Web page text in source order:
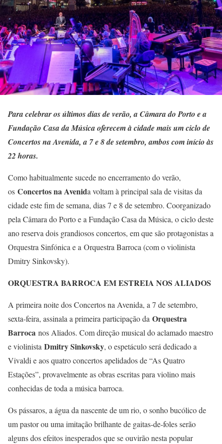
Para celebrar os últimos dias de verão, a Câmara do Porto e a
Fundação Casa da Música oferecem à cidade mais um ciclo de
Concertos na Avenida, a 7 e 8 de setembro, ambos com início às
22 horas.
Como habitualmente sucede no encerramento do verão,
os Concertos na Avenida voltam à principal sala de visitas da
cidade este fim de semana, dias 7 e 8 de setembro. Coorganizado
pela Câmara do Porto e a Fundação Casa da Música, o ciclo deste
ano reserva dois grandiosos concertos, em que são protagonistas a
Orquestra Sinfónica e a Orquestra Barroca (com o violinista
Dmitry Sinkovsky).
ORQUESTRA BARROCA EM ESTREIA NOS ALIADOS
A primeira noite dos Concertos na Avenida, a 7 de setembro,
sexta-feira, assinala a primeira participação da Orquestra
Barroca nos Aliados. Com direção musical do aclamado maestro
e violinista Dmitry Sinkovsky, o espetáculo será dedicado a
Vivaldi e aos quatro concertos apelidados de “As Quatro
Estações”, provavelmente as obras escritas para violino mais
conhecidas de toda a música barroca.
Os pássaros, a água da nascente de um rio, o sonho bucólico de
um pastor ou uma imitação brilhante de gaitas-de-foles serão
alguns dos efeitos inesperados que se ouvirão nesta popular